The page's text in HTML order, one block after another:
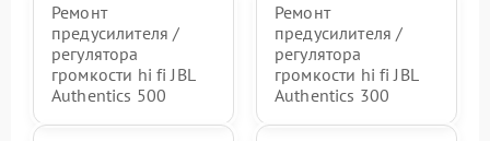
Ремонт
предусилителя /
регулятора
громкости hi fi JBL
Authentics 500
Ремонт
предусилителя /
регулятора
громкости hi fi JBL
Authentics 300